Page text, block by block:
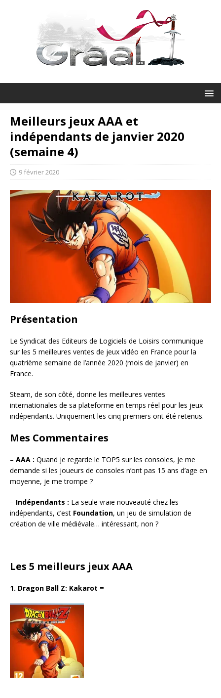
Meilleurs jeux AAA et
indépendants de janvier 2020
(semaine 4)
9 février 2020
Présentation
Le Syndicat des Editeurs de Logiciels de Loisirs communique
sur les 5 meilleures ventes de jeux vidéo en France pour la
quatrième semaine de l’année 2020 (mois de janvier) en
France.
Steam, de son côté, donne les meilleures ventes
internationales de sa plateforme en temps réel pour les jeux
indépendants. Uniquement les cinq premiers ont été retenus.
Mes Commentaires
– AAA : Quand je regarde le TOP5 sur les consoles, je me
demande si les joueurs de consoles n’ont pas 15 ans d’age en
moyenne, je me trompe ?
– Indépendants : La seule vraie nouveauté chez les
indépendants, c’est Foundation, un jeu de simulation de
création de ville médiévale… intéressant, non ?
Les 5 meilleurs jeux AAA
1. Dragon Ball Z: Kakarot =